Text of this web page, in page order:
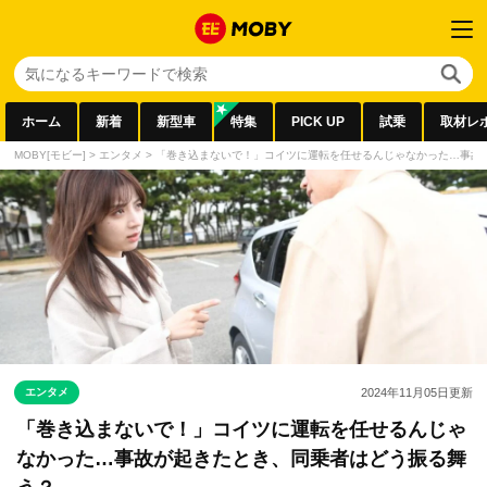
ホーム 新着 新型車 特集 PICK UP 試乗 取材レ
MOBY[モビー] > エンタメ > 「巻き込まないで！」コイツに運転を任せるんじゃなかった…事
エンタメ 2024年11月05日更新
「巻き込まないで！」コイツに運転を任せるんじゃ
なかった…事故が起きたとき、同乗者はどう振る舞